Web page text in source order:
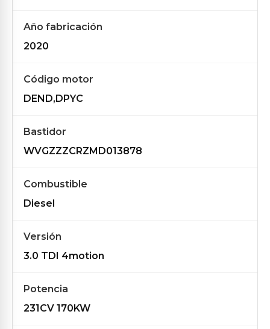
Año fabricación
2020
Código motor
DEND,DPYC
Bastidor
WVGZZZCRZMD013878
Combustible
Diesel
Versión
3.0 TDI 4motion
Potencia
231CV 170KW